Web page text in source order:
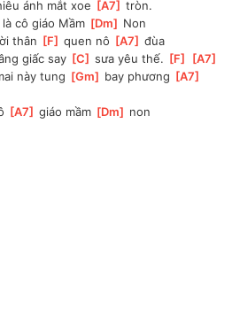
ánh mắt xoe [A7 ] tròn.
là cô giáo Mầm [Dm
Non
thân [F ] quen nô [A7 ] đùa
giấc say [C ] sưa yêu thế. [F [A7
này tung [Gm bay phương [A7
[A7 ] giáo mầm [Dm non